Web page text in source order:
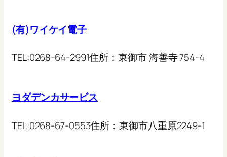
(有)ワイケイ電子
TEL:0268-64-2991住所：東御市 海善寺 754-4
ヨダデンカサービス
TEL:0268-67-0553住所：東御市八重原2249-1